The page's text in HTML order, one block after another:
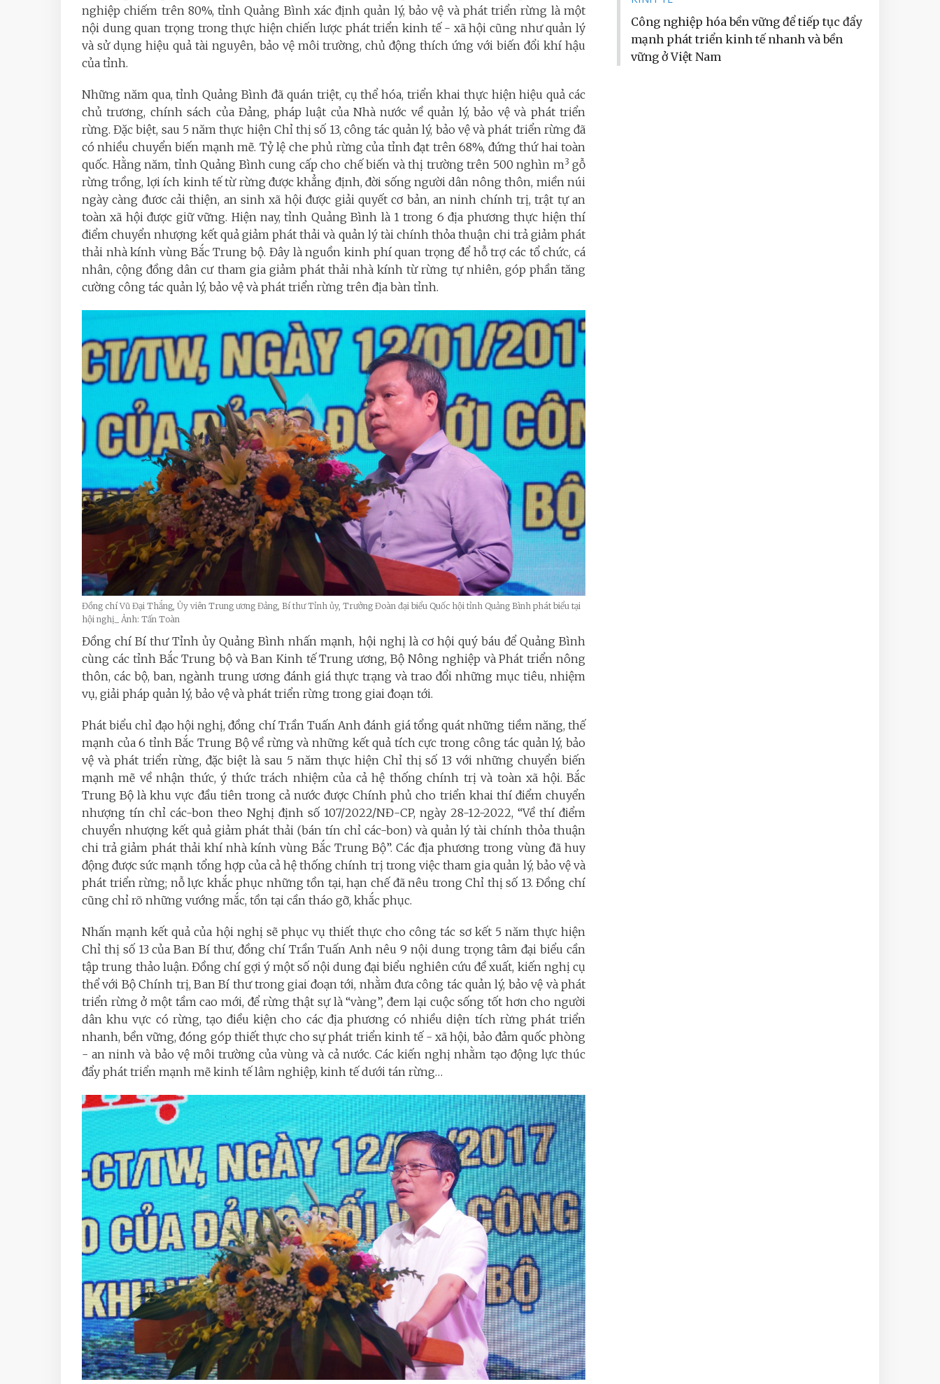
nghiệp chiếm trên 80%, tỉnh Quảng Bình xác định quản lý, bảo vệ và phát triển rừng là một
nội dung quan trọng trong thực hiện chiến lược phát triển kinh tế - xã hội cũng như quản lý
và sử dụng hiệu quả tài nguyên, bảo vệ môi trường, chủ động thích ứng với biến đổi khí hậu
của tỉnh.
Những năm qua, tỉnh Quảng Bình đã quán triệt, cụ thể hóa, triển khai thực hiện hiệu quả các
chủ trương, chính sách của Đảng, pháp luật của Nhà nước về quản lý, bảo vệ và phát triển
rừng. Đặc biệt, sau 5 năm thực hiện Chỉ thị số 13, công tác quản lý, bảo vệ và phát triển rừng đã
có nhiều chuyển biến mạnh mẽ. Tỷ lệ che phủ rừng của tỉnh đạt trên 68%, đứng thứ hai toàn
quốc. Hằng năm, tỉnh Quảng Bình cung cấp cho chế biến và thị trường trên 500 nghìn m3 gỗ
rừng trồng, lợi ích kinh tế từ rừng được khẳng định, đời sống người dân nông thôn, miền núi
ngày càng đươc cải thiện, an sinh xã hội được giải quyết cơ bản, an ninh chính trị, trật tự an
toàn xã hội được giữ vững. Hiện nay, tỉnh Quảng Bình là 1 trong 6 địa phương thực hiện thí
điểm chuyển nhượng kết quả giảm phát thải và quản lý tài chính thỏa thuận chi trả giảm phát
thải nhà kính vùng Bắc Trung bộ. Đây là nguồn kinh phí quan trọng để hỗ trợ các tổ chức, cá
nhân, cộng đồng dân cư tham gia giảm phát thải nhà kính từ rừng tự nhiên, góp phần tăng
cường công tác quản lý, bảo vệ và phát triển rừng trên địa bàn tỉnh.
Đồng chí Vũ Đại Thắng, Ủy viên Trung ương Đảng, Bí thư Tỉnh ủy, Trưởng Đoàn đại biểu Quốc hội tỉnh Quảng Bình phát biểu tại
hội nghị_ Ảnh: Tấn Toàn
Đồng chí Bí thư Tỉnh ủy Quảng Bình nhấn mạnh, hội nghị là cơ hội quý báu để Quảng Bình
cùng các tỉnh Bắc Trung bộ và Ban Kinh tế Trung ương, Bộ Nông nghiệp và Phát triển nông
thôn, các bộ, ban, ngành trung ương đánh giá thực trạng và trao đổi những mục tiêu, nhiệm
vụ, giải pháp quản lý, bảo vệ và phát triển rừng trong giai đoạn tới.
Phát biểu chỉ đạo hội nghị, đồng chí Trần Tuấn Anh đánh giá tổng quát những tiềm năng, thế
mạnh của 6 tỉnh Bắc Trung Bộ về rừng và những kết quả tích cực trong công tác quản lý, bảo
vệ và phát triển rừng, đặc biệt là sau 5 năm thực hiện Chỉ thị số 13 với những chuyển biến
mạnh mẽ về nhận thức, ý thức trách nhiệm của cả hệ thống chính trị và toàn xã hội. Bắc
Trung Bộ là khu vực đầu tiên trong cả nước được Chính phủ cho triển khai thí điểm chuyển
nhượng tín chỉ các-bon theo Nghị định số 107/2022/NĐ-CP, ngày 28-12-2022, “Về thí điểm
chuyển nhượng kết quả giảm phát thải (bán tín chỉ các-bon) và quản lý tài chính thỏa thuận
chi trả giảm phát thải khí nhà kính vùng Bắc Trung Bộ”. Các địa phương trong vùng đã huy
động được sức mạnh tổng hợp của cả hệ thống chính trị trong việc tham gia quản lý, bảo vệ và
phát triển rừng; nỗ lực khắc phục những tồn tại, hạn chế đã nêu trong Chỉ thị số 13. Đồng chí
cũng chỉ rõ những vướng mắc, tồn tại cần tháo gỡ, khắc phục.
Nhấn mạnh kết quả của hội nghị sẽ phục vụ thiết thực cho công tác sơ kết 5 năm thực hiện
Chỉ thị số 13 của Ban Bí thư, đồng chí Trần Tuấn Anh nêu 9 nội dung trọng tâm đại biểu cần
tập trung thảo luận. Đồng chí gợi ý một số nội dung đại biểu nghiên cứu đề xuất, kiến nghị cụ
thể với Bộ Chính trị, Ban Bí thư trong giai đoạn tới, nhằm đưa công tác quản lý, bảo vệ và phát
triển rừng ở một tầm cao mới, để rừng thật sự là “vàng”, đem lại cuộc sống tốt hơn cho người
dân khu vực có rừng, tạo điều kiện cho các địa phương có nhiều diện tích rừng phát triển
nhanh, bền vững, đóng góp thiết thực cho sự phát triển kinh tế - xã hội, bảo đảm quốc phòng
- an ninh và bảo vệ môi trường của vùng và cả nước. Các kiến nghị nhằm tạo động lực thúc
đẩy phát triển mạnh mẽ kinh tế lâm nghiệp, kinh tế dưới tán rừng…
Công nghiệp hóa bền vững để tiếp tục đẩy
mạnh phát triển kinh tế nhanh và bền
vững ở Việt Nam